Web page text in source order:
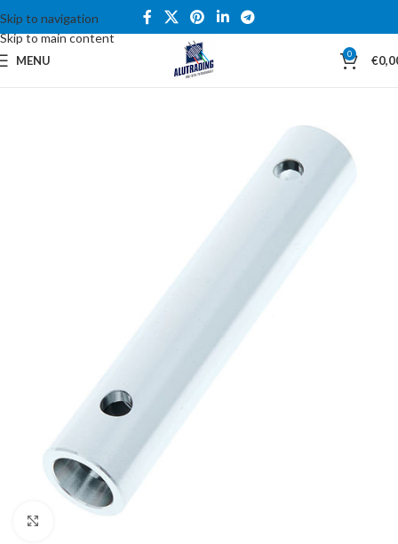
Skip to navigation
Skip to main content
MENU 0 €